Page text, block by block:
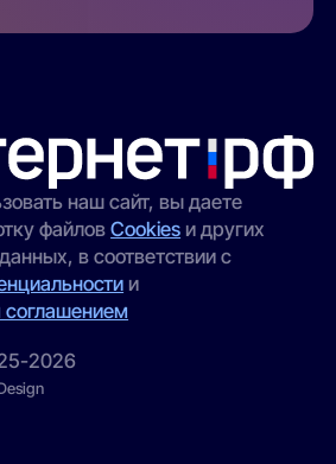
наш сайт, вы даете
файловCookies и других
в соответствии с
и
соглашением
2026